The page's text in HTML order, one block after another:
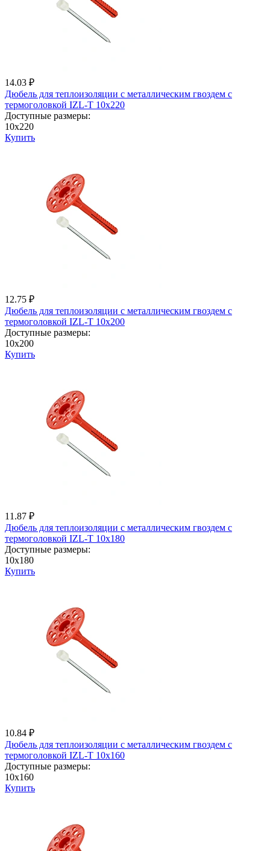
14.03 ₽
Дюбель для теплоизоляции с металличеcким гвоздем с
термоголовкой IZL-T 10x220
Доступные размеры:
10x220
Купить
12.75 ₽
Дюбель для теплоизоляции с металличеcким гвоздем с
термоголовкой IZL-T 10x200
Доступные размеры:
10x200
Купить
11.87 ₽
Дюбель для теплоизоляции с металличеcким гвоздем с
термоголовкой IZL-T 10x180
Доступные размеры:
10x180
Купить
10.84 ₽
Дюбель для теплоизоляции с металличеcким гвоздем с
термоголовкой IZL-T 10x160
Доступные размеры:
10x160
Купить